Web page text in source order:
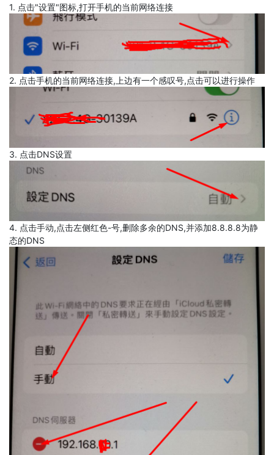
1. 点击"设置"图标,打开手机的当前网络连接
2. 点击手机的当前网络连接,上边有一个感叹号,点击可以进行操作
3. 点击DNS设置
4. 点击手动,点击左侧红色-号,删除多余的DNS,并添加8.8.8.8为静
态的DNS